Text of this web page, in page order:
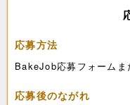
応募方法
BakeJob応募フォームま
応募後のながれ